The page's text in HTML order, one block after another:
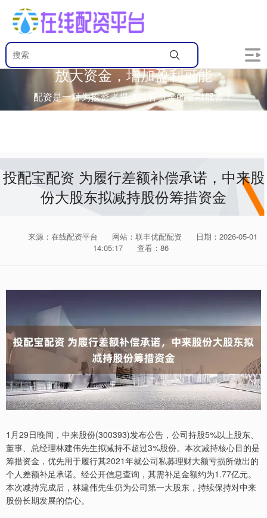
放大资金，增加盈利可能
配资是一种为投资者提供杠杆资金的金融服务！
投配宝配资 为履行差额补偿承诺，中来股
份大股东拟减持股份筹措资金
来源：在线配资平台 网站：联丰优配配资
日期：2026-05-01
14:05:17
查看：86
1月29日晚间，中来股份(300393)发布公告，公司持股5%以上股东、
董事、总经理林建伟先生拟减持不超过3%股份。本次减持核心目的是
筹措资金，优先用于履行其2021年就公司私募理财大额亏损所做出的
个人差额补足承诺。经公开信息查询，其需补足金额约为1.77亿元。
本次减持完成后，林建伟先生仍为公司第一大股东，持续保持对中来
股份长期发展的信心。